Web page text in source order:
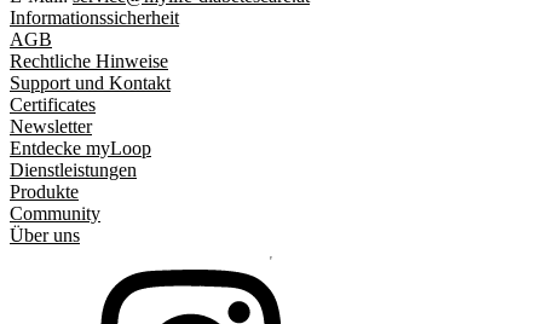
Informationssicherheit
AGB
Rechtliche Hinweise
Support und Kontakt
Certificates
Newsletter
Entdecke myLoop
Dienstleistungen
Produkte
Community
Über uns